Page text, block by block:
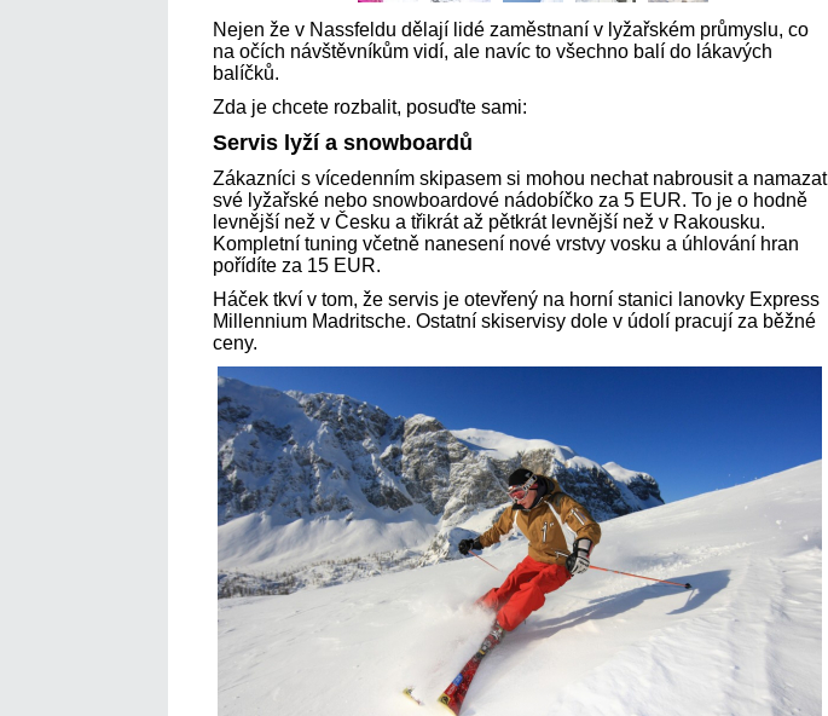
Nejen že v Nassfeldu dělají lidé zaměstnaní v lyžařském průmyslu, co
na očích návštěvníkům vidí, ale navíc to všechno balí do lákavých
balíčků.
Zda je chcete rozbalit, posuďte sami:
Servis lyží a snowboardů
Zákazníci s vícedenním skipasem si mohou nechat nabrousit a namazat
své lyžařské nebo snowboardové nádobíčko za 5 EUR. To je o hodně
levnější než v Česku a třikrát až pětkrát levnější než v Rakousku.
Kompletní tuning včetně nanesení nové vrstvy vosku a úhlování hran
pořídíte za 15 EUR.
Háček tkví v tom, že servis je otevřený na horní stanici lanovky Express
Millennium Madritsche. Ostatní skiservisy dole v údolí pracují za běžné
ceny.